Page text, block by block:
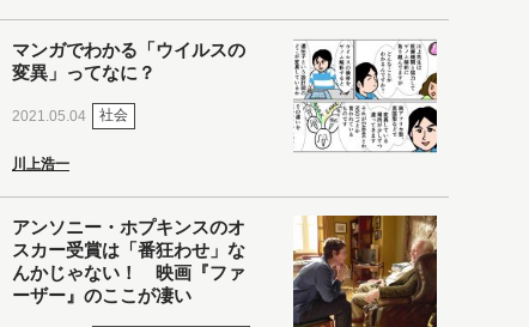
マンガでわかる「ウイルスの
変異」ってなに？
2021.05.04 社会
川上浩一
アンソニー・ホプキンスのオ
スカー受賞は「番狂わせ」な
んかじゃない！ 映画『ファ
ーザー』のここが凄い